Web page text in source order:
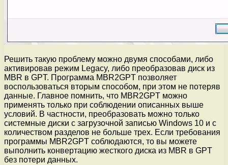
Решить такую проблему можно двумя способами, либо
активировав режим Legacy, либо преобразовав диск из
MBR в GPT. Программа MBR2GPT позволяет
воспользоваться вторым способом, при этом не потеряв
данные. Главное помнить, что MBR2GPT можно
применять только при соблюдении описанных выше
условий. В частности, преобразовать можно только
системные диски с загрузочной записью Windows 10 и с
количеством разделов не больше трех. Если требования
программы MBR2GPT соблюдаются, то вы можете
выполнить конвертацию жесткого диска из MBR в GPT
без потери данных.